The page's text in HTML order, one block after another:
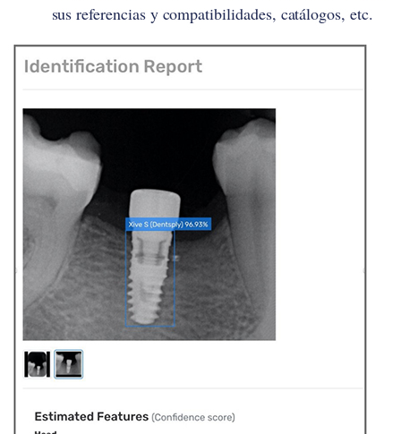
sus referencias y compatibilidades, catálogos, etc.